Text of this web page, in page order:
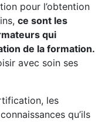
pour l’obtention
ce sont les
qui
de la formation.
avec soin ses
les
qu’ils